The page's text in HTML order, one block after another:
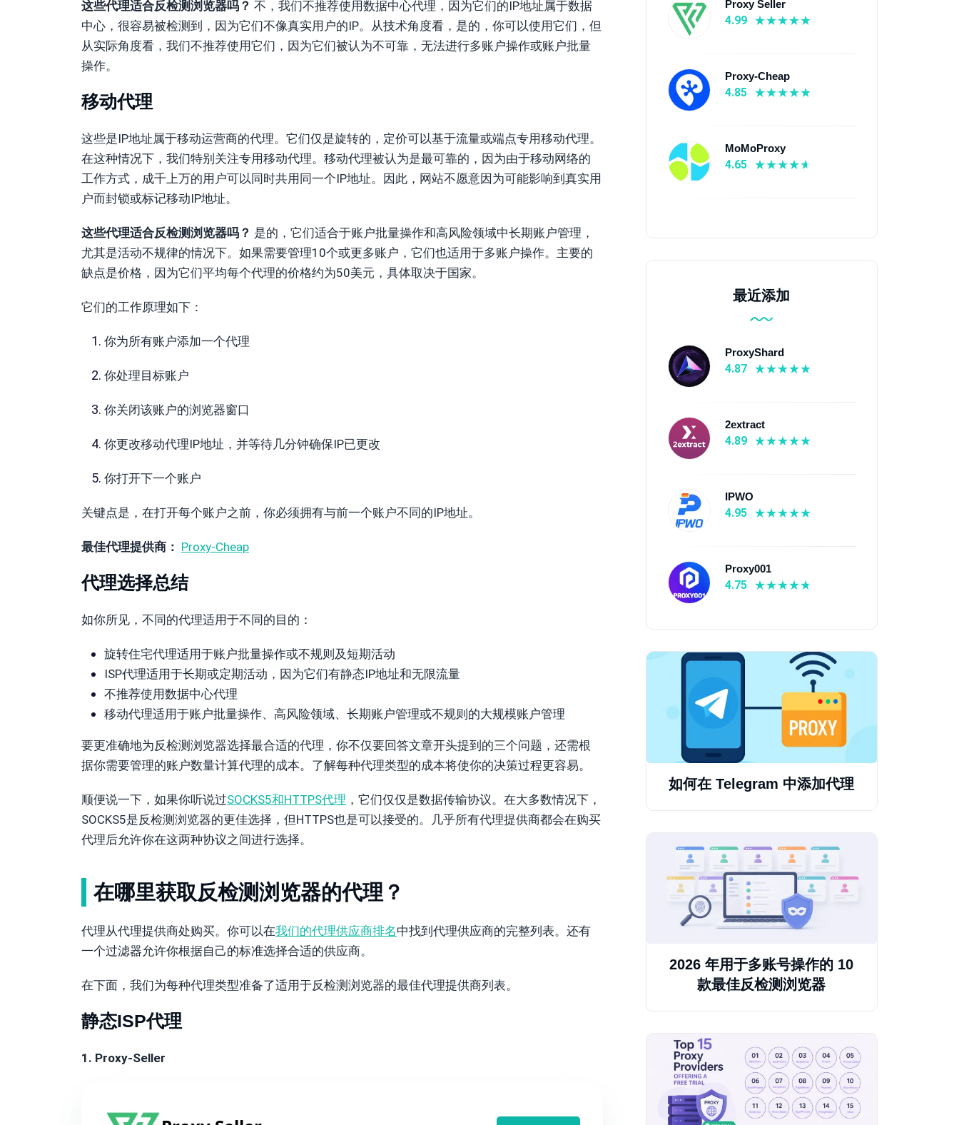
这些代理适合反检测浏览器吗？ 不，我们不推荐使用数据中心代理，因为它们的IP地址属于数据
中心，很容易被检测到，因为它们不像真实用户的IP。从技术角度看，是的，你可以使用它们，但
从实际角度看，我们不推荐使用它们，因为它们被认为不可靠，无法进行多账户操作或账户批量
操作。
移动代理
这些是IP地址属于移动运营商的代理。它们仅是旋转的，定价可以基于流量或端点专用移动代理。
在这种情况下，我们特别关注专用移动代理。移动代理被认为是最可靠的，因为由于移动网络的
工作方式，成千上万的用户可以同时共用同一个IP地址。因此，网站不愿意因为可能影响到真实用
户而封锁或标记移动IP地址。
这些代理适合反检测浏览器吗？ 是的，它们适合于账户批量操作和高风险领域中长期账户管理，
尤其是活动不规律的情况下。如果需要管理10个或更多账户，它们也适用于多账户操作。主要的
缺点是价格，因为它们平均每个代理的价格约为50美元，具体取决于国家。
它们的工作原理如下：
你为所有账户添加一个代理
你处理目标账户
你关闭该账户的浏览器窗口
你更改移动代理IP地址，并等待几分钟确保IP已更改
你打开下一个账户
关键点是，在打开每个账户之前，你必须拥有与前一个账户不同的IP地址。
最佳代理提供商： Proxy-Cheap
代理选择总结
如你所见，不同的代理适用于不同的目的：
旋转住宅代理适用于账户批量操作或不规则及短期活动
ISP代理适用于长期或定期活动，因为它们有静态IP地址和无限流量
不推荐使用数据中心代理
移动代理适用于账户批量操作、高风险领域、长期账户管理或不规则的大规模账户管理
要更准确地为反检测浏览器选择最合适的代理，你不仅要回答文章开头提到的三个问题，还需根
据你需要管理的账户数量计算代理的成本。了解每种代理类型的成本将使你的决策过程更容易。
顺便说一下，如果你听说过SOCKS5和HTTPS代理 ，它们仅仅是数据传输协议。在大多数情况下，
SOCKS5是反检测浏览器的更佳选择，但HTTPS也是可以接受的。几乎所有代理提供商都会在购买
代理后允许你在这两种协议之间进行选择。
在哪里获取反检测浏览器的代理？
代理从代理提供商处购买。你可以在我们的代理供应商排名中找到代理供应商的完整列表。还有
一个过滤器允许你根据自己的标准选择合适的供应商。
在下面，我们为每种代理类型准备了适用于反检测浏览器的最佳代理提供商列表。
静态ISP代理
1. Proxy-Seller
Proxy Seller
4.99
Proxy-Cheap
4.85
MoMoProxy
4.65
最近添加
ProxyShard
4.87
2extract
4.89
IPWO
4.95
Proxy001
4.75
如何在 Telegram 中添加代理
2026 年用于多账号操作的 10
款最佳反检测浏览器